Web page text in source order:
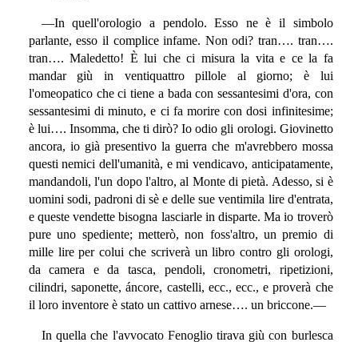
—In quell'orologio a pendolo. Esso ne è il simbolo
parlante, esso il complice infame. Non odi? tran…. tran….
tran…. Maledetto! È lui che ci misura la vita e ce la fa
mandar giù in ventiquattro pillole al giorno; è lui
l'omeopatico che ci tiene a bada con sessantesimi d'ora, con
sessantesimi di minuto, e ci fa morire con dosi infinitesime;
è lui…. Insomma, che ti dirò? Io odio gli orologi. Giovinetto
ancora, io già presentivo la guerra che m'avrebbero mossa
questi nemici dell'umanità, e mi vendicavo, anticipatamente,
mandandoli, l'un dopo l'altro, al Monte di pietà. Adesso, si è
uomini sodi, padroni di sè e delle sue ventimila lire d'entrata,
e queste vendette bisogna lasciarle in disparte. Ma io troverò
pure uno spediente; metterò, non foss'altro, un premio di
mille lire per colui che scriverà un libro contro gli orologi,
da camera e da tasca, pendoli, cronometri, ripetizioni,
cilindri, saponette, áncore, castelli, ecc., ecc., e proverà che
il loro inventore è stato un cattivo arnese…. un briccone.—
In quella che l'avvocato Fenoglio tirava giù con burlesca